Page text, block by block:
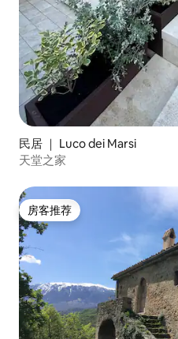
民居 ｜ Luco dei Marsi
天堂之家
房客推荐
房客推荐